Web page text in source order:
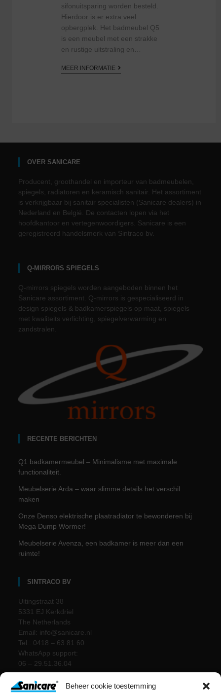
Beheer cookie toestemming
sifonuitsparing worden besteld.
Hierdoor is er extra veel
opbergplek. Het badmeubel Q5
is een meubel met een strakke
en rustige uitstraling en…
MEER INFORMATIE
OVER SANICARE
Producent, groothandel en importeur van badmeubelen,
spiegels, radiatoren en keramisch sanitair. Het assortiment
is verkrijgbaar bij sanitair specialisten (Sanicare dealers) in
Nederland en België. De contacten lopen via het
hoofdkantoor en vertegenwoordigers. Sanicare is een
geregistreerd handelsmerk van Sintraco bv.
Q-MIRRORS SPIEGELS
Q-mirrors spiegels worden aangeboden binnen het
Sanicare assortiment. Q-mirrors is gespecialiseerd in
design spiegels & badkamerspiegels op maat, spiegels
met kwaliteits verlichting, spiegelverwarming en
zandstralen.
RECENTE BERICHTEN
Q1 badkamermeubel – Minimalisme met maximale
functionaliteit.
Meubelserie Arda – waar slimme details het verschil
maken
Onze Denso elektrische plaatradiator te bewonderen bij
Mega Dump Wormer!
Meubelserie Avenza, een badkamer is meer dan een
ruimte!
SINTRACO BV
Uitingstraat 38
5331 EJ Kerkdriel
The Netherlands
Email: info@sanicare.nl
Tel.: 0418 – 63 81 60
WhatsApp support:
06 – 29.51.36.04